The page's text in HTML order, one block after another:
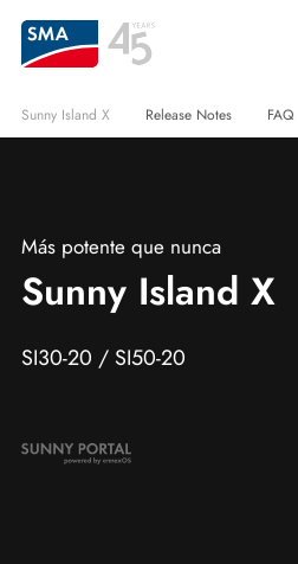
Sunny Island X Release Notes FAQ
Más potente que nunca
Sunny Island X
SI30-20 / SI50-20